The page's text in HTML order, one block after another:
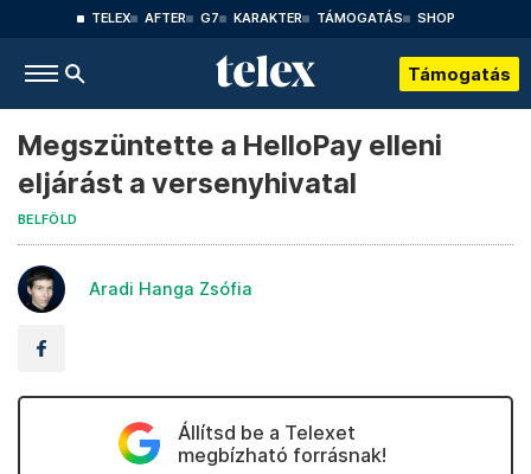
TELEX AFTER G7 KARAKTER TÁMOGATÁS SHOP
Támogatás
Megszüntette a HelloPay elleni
eljárást a versenyhivatal
BELFÖLD
Aradi Hanga Zsófia
Állítsd be a Telexet
megbízható forrásnak!